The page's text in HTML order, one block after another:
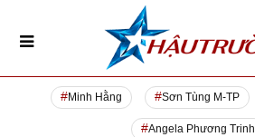
Minh Hằng Sơn Tùng M-TP
Angela Phương Trinh